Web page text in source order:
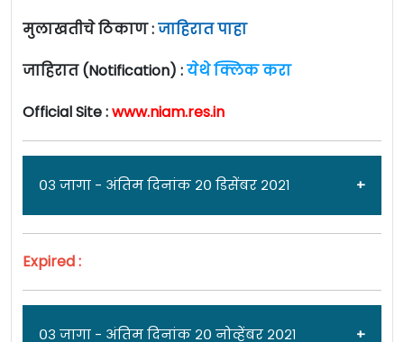
मुलाखतीचे ठिकाण :जाहिरात पाहा
जाहिरात (Notification) :येथे क्लिक करा
Official Site :www.niam.res.in
०३ जागा - अंतिम दिनांक २० डिसेंबर २०२१
Expired :
०३ जागा - अंतिम दिनांक २० नोव्हेंबर २०२१